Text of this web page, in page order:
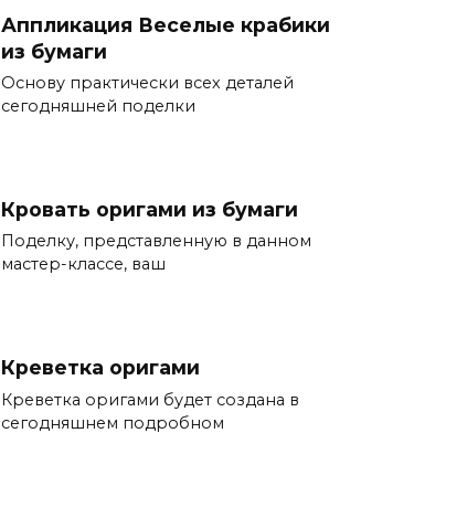
Аппликация Веселые крабики
из бумаги
Основу практически всех деталей
сегодняшней поделки
Кровать оригами из бумаги
Поделку, представленную в данном
мастер-классе, ваш
Креветка оригами
Креветка оригами будет создана в
сегодняшнем подробном